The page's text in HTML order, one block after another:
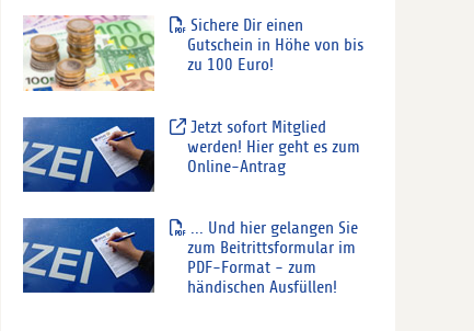
Sichere Dir einen
Gutschein in Höhe von bis
zu 100 Euro!
Jetzt sofort Mitglied
werden! Hier geht es zum
Online-Antrag
... Und hier gelangen Sie
zum Beitrittsformular im
PDF-Format - zum
händischen Ausfüllen!